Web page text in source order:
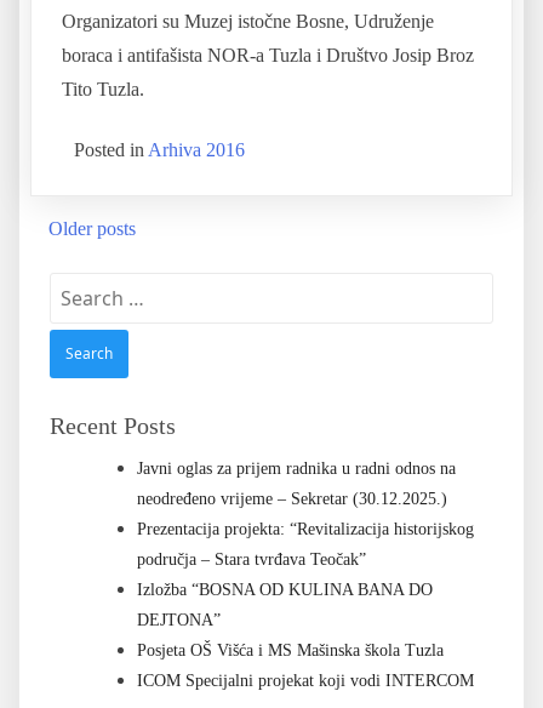
Organizatori su Muzej istočne Bosne, Udruženje
boraca i antifašista NOR-a Tuzla i Društvo Josip Broz
Tito Tuzla.
Posted in Arhiva 2016
Older posts
Recent Posts
Javni oglas za prijem radnika u radni odnos na
neodređeno vrijeme – Sekretar (30.12.2025.)
Prezentacija projekta: “Revitalizacija historijskog
područja – Stara tvrđava Teočak”
Izložba “BOSNA OD KULINA BANA DO
DEJTONA”
Posjeta OŠ Višća i MS Mašinska škola Tuzla
ICOM Specijalni projekat koji vodi INTERCOM